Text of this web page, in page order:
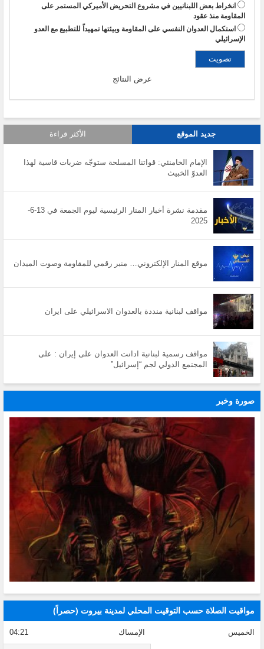
انخراط بعض اللبنانيين في مشروع التحريض الأميركي المستمر على
المقاومة منذ عقود
استكمال العدوان النفسي على المقاومة وبيئتها تمهيداً للتطبيع مع العدو
الإسرائيلي
عرض النتائج
جديد الموقع الأكثر قراءة
الإمام الخامنئي: قواتنا المسلحة ستوجّه ضربات قاسية لهذا
العدوّ الخبيث
مقدمة نشرة أخبار المنار الرئيسية ليوم الجمعة في 13-6-
2025
موقع المنار الإلكتروني… منبر رقمي للمقاومة وصوت الميدان
مواقف لبنانية منددة بالعدوان الاسرائيلي على ايران
مواقف رسمية لبنانية ادانت العدوان على إيران : على
المجتمع الدولي لجم “إسرائيل”
صورة وخبر
مواقيت الصلاة حسب التوقيت المحلي لمدينة بيروت (حصراً)
الخميس الإمساك 04:21